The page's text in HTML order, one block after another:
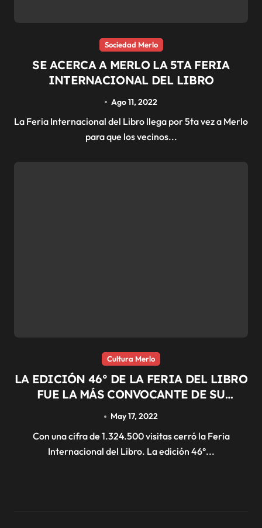
Sociedad Merlo
SE ACERCA A MERLO LA 5TA FERIA
INTERNACIONAL DEL LIBRO
Ago 11, 2022
La Feria Internacional del Libro llega por 5ta vez a Merlo
para que los vecinos...
Cultura Merlo
LA EDICIÓN 46° DE LA FERIA DEL LIBRO
FUE LA MÁS CONVOCANTE DE SU
HISTORIA
May 17, 2022
Con una cifra de 1.324.500 visitas cerró la Feria
Internacional del Libro. La edición 46°...